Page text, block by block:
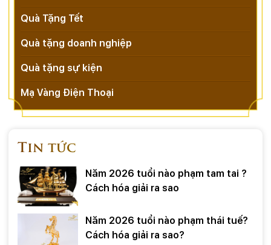
Quà Tặng Tết
Quà tặng doanh nghiệp
Quà tặng sự kiện
Mạ Vàng Điện Thoại
Tin tức
Năm 2026 tuổi nào phạm tam tai ?
Cách hóa giải ra sao
Năm 2026 tuổi nào phạm thái tuế?
Cách hóa giải ra sao?